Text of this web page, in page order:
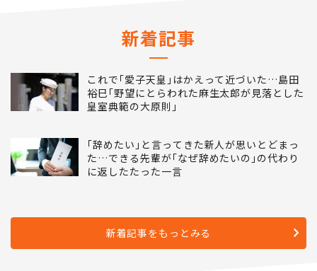
新着記事
これで｢愛子天皇｣はかえって近づいた…島田
裕巳｢野望にとらわれた麻生太郎が見落とした
皇室典範の大原則｣
｢辞めたい｣と言ってきた新人が思いとどまっ
た…できる先輩が｢なぜ辞めたいの｣の代わり
に返したたった一言
新着記事をもっとみる